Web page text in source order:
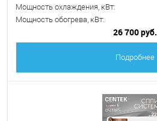
Мощность охлаждения, кВт:
Мощность обогрева, кВт:
26 700 руб.
Подробнее